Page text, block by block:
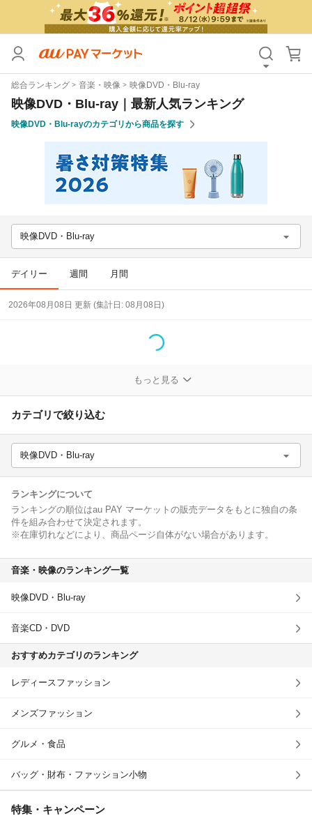
総合ランキング 音楽・映像 映像DVD・Blu-ray
映像DVD・Blu-ray｜最新人気ランキング
映像DVD・Blu-rayのカテゴリから商品を探す
映像DVD・Blu-ray
デイリー 週間 月間
2026年08月08日 更新 (集計日: 08月08日)
もっと見る
カテゴリで絞り込む
映像DVD・Blu-ray
ランキングについて
ランキングの順位はau PAY マーケットの販売データをもとに独自の条
件を組み合わせて決定されます。
※在庫切れなどにより、商品ページ自体がない場合があります。
音楽・映像のランキング一覧
映像DVD・Blu-ray
音楽CD・DVD
おすすめカテゴリのランキング
レディースファッション
メンズファッション
グルメ・食品
バッグ・財布・ファッション小物
特集・キャンペーン
カテゴリ すべて
価格
支払い方法
その他の条件
送料無料 タイムセール
サンキュー配送対象
キーワード